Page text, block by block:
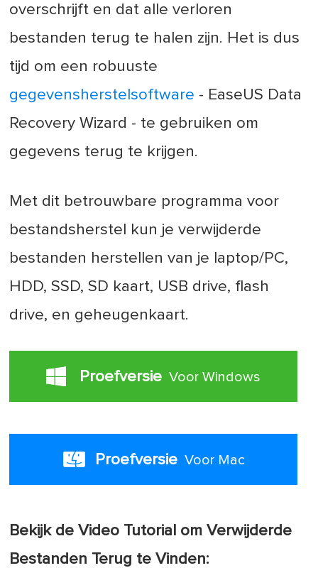
overschrijft en dat alle verloren
bestanden terug te halen zijn. Het is dus
tijd om een robuuste
gegevensherstelsoftware - EaseUS Data
Recovery Wizard - te gebruiken om
gegevens terug te krijgen.
Met dit betrouwbare programma voor
bestandsherstel kun je verwijderde
bestanden herstellen van je laptop/PC,
HDD, SSD, SD kaart, USB drive, flash
drive, en geheugenkaart.
Proefversie Voor Windows
Proefversie Voor Mac
Bekijk de Video Tutorial om Verwijderde
Bestanden Terug te Vinden: